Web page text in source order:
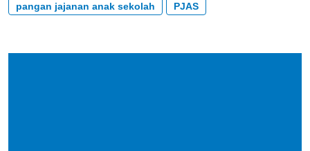
pangan jajanan anak sekolah
PJAS